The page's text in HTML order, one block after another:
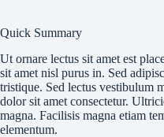
Quick Summary
Ut ornare lectus sit amet est
sit amet nisl purus in. Sed
tristique. Sed lectus vestibulum
dolor sit amet consectetur.
magna. Facilisis magna etiam
elementum.